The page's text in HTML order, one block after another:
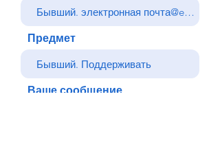
Предмет
Ваше сообщение